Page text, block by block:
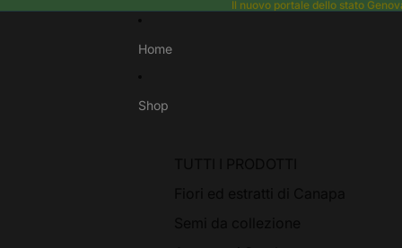
Il nuovo portale dello stato
Home
Shop